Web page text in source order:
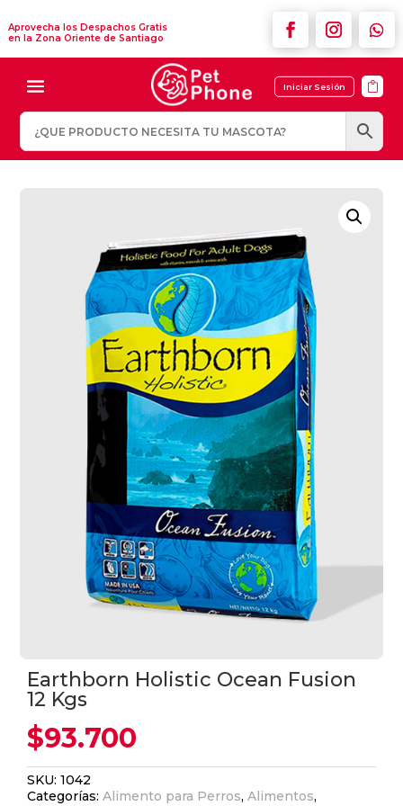
Aprovecha los Despachos Gratis
en la Zona Oriente de Santiago
Iniciar Sesión 
Earthborn Holistic Ocean Fusion
12 Kgs
$93.700
SKU:1042
Categorías:Alimento para Perros,Alimentos,